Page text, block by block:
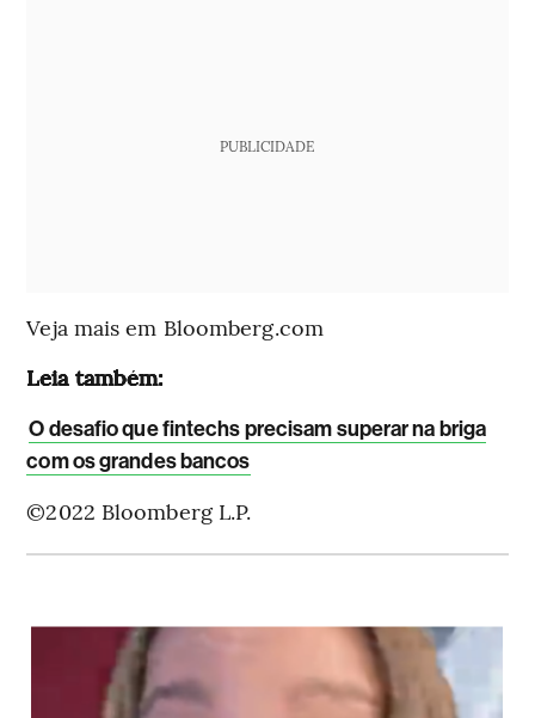
PUBLICIDADE
Veja mais em Bloomberg.com
Leia também:
O desafio que fintechs precisam superar na briga
com os grandes bancos
©2022 Bloomberg L.P.